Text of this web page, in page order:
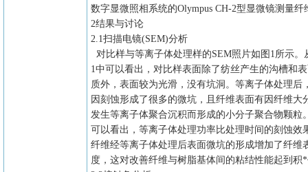
数字显微照相系统的Olympus CH-2型显微镜测量纤
2结果与讨论
2.1扫描电镜(SEM)分析
对比样与等离子体处理样的SEM照片如图1所示。
1中可以看出，对比样表面除了纺丝产生的沟槽和
质外，表面较为光滑，没有坑洞。等离子体处理后
因刻蚀形成了很多的微坑，且纤维表面有因纤维大
发生等离子体聚合沉积而形成的小分子聚合物颗粒
可以看出，等离子体处理功率比处理时间的刻蚀效
纤维经等离子体处理后表面微坑的形成增加了纤维
度，这对改善纤维与树脂基体间的粘结性能起到积